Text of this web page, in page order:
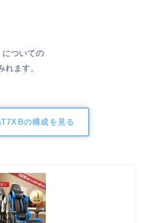
についての
れます。
の構成を見る